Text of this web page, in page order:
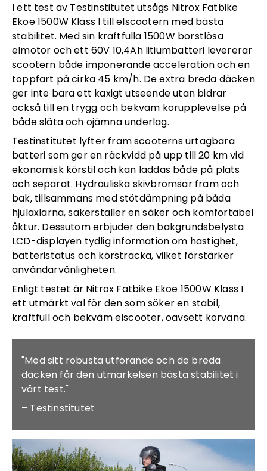
I ett test av Testinstitutet utsågs Nitrox Fatbike
Ekoe 1500W Klass I till elscootern med bästa
stabilitet. Med sin kraftfulla 1500W borstlösa
elmotor och ett 60V 10,4Ah litiumbatteri levererar
scootern både imponerande acceleration och en
toppfart på cirka 45 km/h. De extra breda däcken
ger inte bara ett kaxigt utseende utan bidrar
också till en trygg och bekväm körupplevelse på
både släta och ojämna underlag.
Testinstitutet lyfter fram scooterns urtagbara
batteri som ger en räckvidd på upp till 20 km vid
ekonomisk körstil och kan laddas både på plats
och separat. Hydrauliska skivbromsar fram och
bak, tillsammans med stötdämpning på båda
hjulaxlarna, säkerställer en säker och komfortabel
åktur. Dessutom erbjuder den bakgrundsbelysta
LCD-displayen tydlig information om hastighet,
batteristatus och körsträcka, vilket förstärker
användarvänligheten.
Enligt testet är Nitrox Fatbike Ekoe 1500W Klass I
ett utmärkt val för den som söker en stabil,
kraftfull och bekväm elscooter, oavsett körvana.
"Med sitt robusta utförande och de breda
däcken får den utmärkelsen bästa stabilitet i
vårt test."
– Testinstitutet